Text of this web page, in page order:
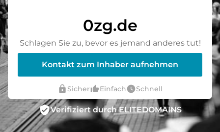
0zg.de
Schlagen Sie zu, bevor es jemand anderes tut!
Kontakt zum Inhaber aufnehmen
lock Sicherthumb_up_altEinfachwatch_laterSchnell
verified_userVerifiziert durch ELITEDOMAINS